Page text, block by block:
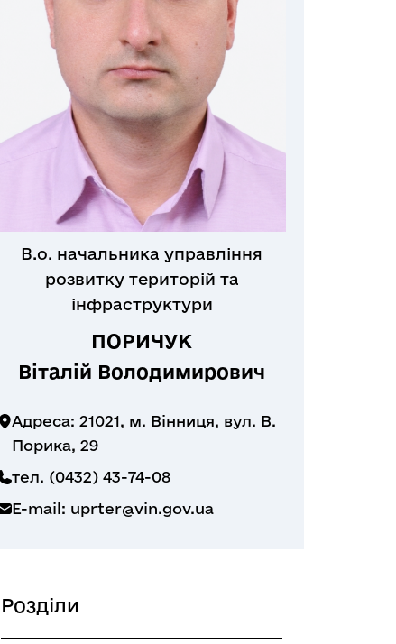
В.о. начальника управління
розвитку територій та
інфраструктури
ПОРИЧУК
Віталій Володимирович
Адреса: 21021, м. Вінниця, вул. В.
Порика, 29
тел. (0432) 43-74-08
E-mail: uprter@vin.gov.ua
Розділи